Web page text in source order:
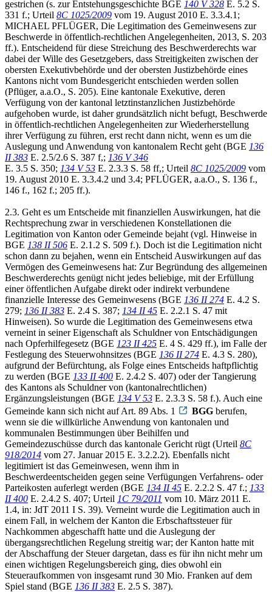
gestrichen (s. zur Entstehungsgeschichte BGE 140 V 328 E. 5.2 S.
331 f.; Urteil 8C 1025/2009 vom 19. August 2010 E. 3.3.4.1;
MICHAEL PFLÜGER, Die Legitimation des Gemeinwesens zur
Beschwerde in öffentlich-rechtlichen Angelegenheiten, 2013, S. 203
ff.). Entscheidend für diese Streichung des Beschwerderechts war
dabei der Wille des Gesetzgebers, dass Streitigkeiten zwischen der
obersten Exekutivbehörde und der obersten Justizbehörde eines
Kantons nicht vom Bundesgericht entschieden werden sollen
(Pflüger, a.a.O., S. 205). Eine kantonale Exekutive, deren
Verfügung von der kantonal letztinstanzlichen Justizbehörde
aufgehoben wurde, ist daher grundsätzlich nicht befugt, Beschwerde
in öffentlich-rechtlichen Angelegenheiten zur Wiederherstellung
ihrer Verfügung zu führen, erst recht dann nicht, wenn es um die
Auslegung und Anwendung von kantonalem Recht geht (BGE 136
II 383 E. 2.5/2.6 S. 387 f,; 136 V 346
E. 3.5 S. 350; 134 V 53 E. 2.3.3 S. 58 ff,; Urteil 8C 1025/2009 vom
19. August 2010 E. 3.3.4.2 und 3.4; PFLÜGER, a.a.O., S. 136 f.,
146 f., 162 f.; 205 ff.).
2.3. Geht es um Entscheide mit finanziellen Auswirkungen, hat die
Rechtsprechung zwar in verschiedenen Konstellationen die
Legitimation von Kanton oder Gemeinde bejaht (vgl. Hinweise in
BGE 138 II 506 E. 2.1.2 S. 509 f.). Doch ist die Legitimation nicht
schon dann zu bejahen, wenn ein Entscheid Auswirkungen auf das
Vermögen des Gemeinwesens hat: Zur Begründung des allgemeinen
Beschwerderechts genügt nicht jedes beliebige, mit der Erfüllung
einer öffentlichen Aufgabe direkt oder indirekt verbundene
finanzielle Interesse des Gemeinwesens (BGE 136 II 274 E. 4.2 S.
279; 136 II 383 E. 2.4 S. 387; 134 II 45 E. 2.2.1 S. 47 mit
Hinweisen). So wurde die Legitimation des Gemeinwesens etwa
verneint in seiner Eigenschaft als Schuldner von Entschädigungen
nach Opferhilfegesetz (BGE 123 II 425 E. 4 S. 429 ff.), im Falle der
Festlegung des Steuerwohnsitzes (BGE 136 II 274 E. 4.3 S. 280),
aufgrund der Befürchtung, als Folge eines Entscheids haftpflichtig
zu werden (BGE 133 II 400 E. 2.4.2 S. 407) oder der Tangierung
des Kantons als Schuldner von (kantonalrechtlichen)
Ergänzungsleistungen (BGE 134 V 53 E. 2.3.3 S. 58 f.). Auch eine
Gemeinde kann sich nicht auf Art. 89 Abs. 1
BGG berufen,
wenn sie die willkürliche Anwendung von kantonalen und
kommunalen Bestimmungen über Beihilfen und
Gemeindezuschüsse durch das kantonale Gericht rügt (Urteil 8C
918/2014 vom 27. Januar 2015 E. 3.2.2.2). Ebenfalls nicht
legitimiert ist das Gemeinwesen, wenn ihm in
Beschwerdeentscheiden gegen seine Verfügungen Verfahrens- oder
Parteikosten auferlegt werden (BGE 134 II 45 E. 2.2.2 S. 47 f.; 133
II 400 E. 2.4.2 S. 407; Urteil 1C 79/2011 vom 10. März 2011 E.
1.4, in: JdT 2011 I S. 39). Verneint wurde die Legitimation auch in
einem Fall, in welchem der Kanton die Erbschaftssteuer für
Nachkommen abgeschafft hatte und die Auslegung der
übergangsrechtlichen Regelung streitig war; der Kanton hatte mit
der Abschaffung der Steuer dargetan, dass es für ihn nicht mehr um
einen wichtigen Regelungsbereich ging, dies obwohl ein
Steueraufkommen von insgesamt rund 30 Mio. Franken auf dem
Spiel stand (BGE 136 II 383 E. 2.5 S. 387).